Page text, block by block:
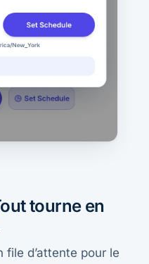
tourne en
d’attente pour le